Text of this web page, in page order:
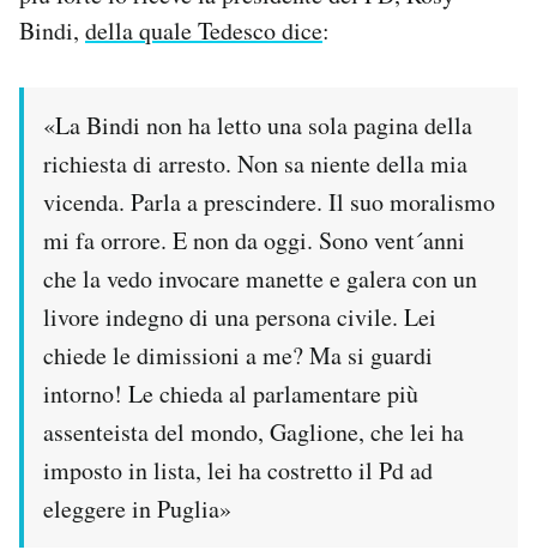
AREA PERSONALE
Newsletter
Notifiche mobile
Regala il Post
Esci
Bindi, della quale Tedesco dice:
«La Bindi non ha letto una sola pagina della
richiesta di arresto. Non sa niente della mia
vicenda. Parla a prescindere. Il suo moralismo
mi fa orrore. E non da oggi. Sono vent´anni
che la vedo invocare manette e galera con un
livore indegno di una persona civile. Lei
chiede le dimissioni a me? Ma si guardi
intorno! Le chieda al parlamentare più
assenteista del mondo, Gaglione, che lei ha
imposto in lista, lei ha costretto il Pd ad
eleggere in Puglia»